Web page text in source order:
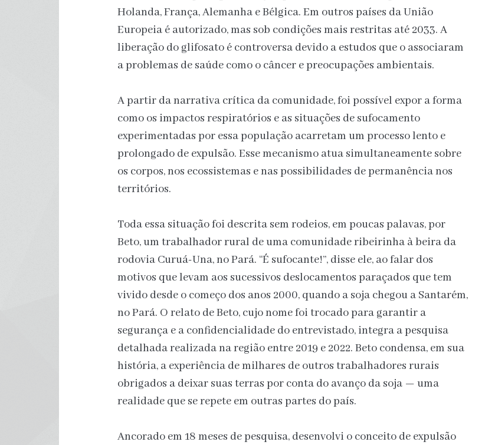
Holanda, França, Alemanha e Bélgica. Em outros países da União
Europeia é autorizado, mas sob condições mais restritas até 2033. A
liberação do glifosato é controversa devido a estudos que o associaram
a problemas de saúde como o câncer e preocupações ambientais.
A partir da narrativa crítica da comunidade, foi possível expor a forma
como os impactos respiratórios e as situações de sufocamento
experimentadas por essa população acarretam um processo lento e
prolongado de expulsão. Esse mecanismo atua simultaneamente sobre
os corpos, nos ecossistemas e nas possibilidades de permanência nos
territórios.
Toda essa situação foi descrita sem rodeios, em poucas palavas, por
Beto, um trabalhador rural de uma comunidade ribeirinha à beira da
rodovia Curuá-Una, no Pará. “É sufocante!”, disse ele, ao falar dos
motivos que levam aos sucessivos deslocamentos paraçados que tem
vivido desde o começo dos anos 2000, quando a soja chegou a Santarém,
no Pará. O relato de Beto, cujo nome foi trocado para garantir a
segurança e a confidencialidade do entrevistado, integra a pesquisa
detalhada realizada na região entre 2019 e 2022. Beto condensa, em sua
história, a experiência de milhares de outros trabalhadores rurais
obrigados a deixar suas terras por conta do avanço da soja — uma
realidade que se repete em outras partes do país.
Ancorado em 18 meses de pesquisa, desenvolvi o conceito de expulsão